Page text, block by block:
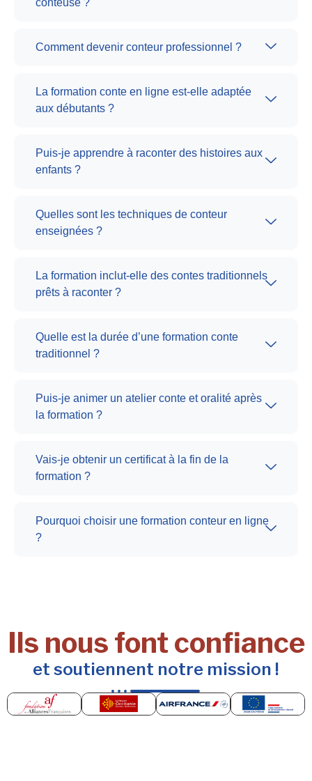
conteuse ?
Comment devenir conteur professionnel ?
La formation conte en ligne est-elle adaptée
aux débutants ?
Puis-je apprendre à raconter des histoires aux
enfants ?
Quelles sont les techniques de conteur
enseignées ?
La formation inclut-elle des contes traditionnels
prêts à raconter ?
Quelle est la durée d’une formation conte
traditionnel ?
Puis-je animer un atelier conte et oralité après
la formation ?
Vais-je obtenir un certificat à la fin de la
formation ?
Pourquoi choisir une formation conteur en ligne
?
Ils nous font confiance
et soutiennent notre mission !